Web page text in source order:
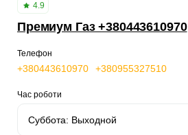
4.9
Премиум Газ +380443610970
Телефон
+380443610970 +380955327510
Час роботи